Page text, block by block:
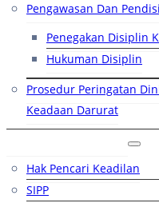
Pengawasan Dan
Penegakan Disiplin
Hukuman Disiplin
Prosedur Peringatan
Keadaan Darurat
Hak Pencari Keadilan
SIPP